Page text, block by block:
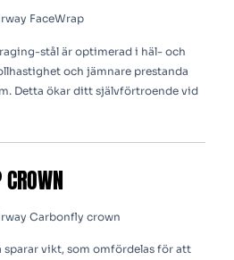
stål är optimerad i häl- och
och jämnare prestanda
Detta ökar ditt självförtroende vid
sparar vikt, som omfördelas för att